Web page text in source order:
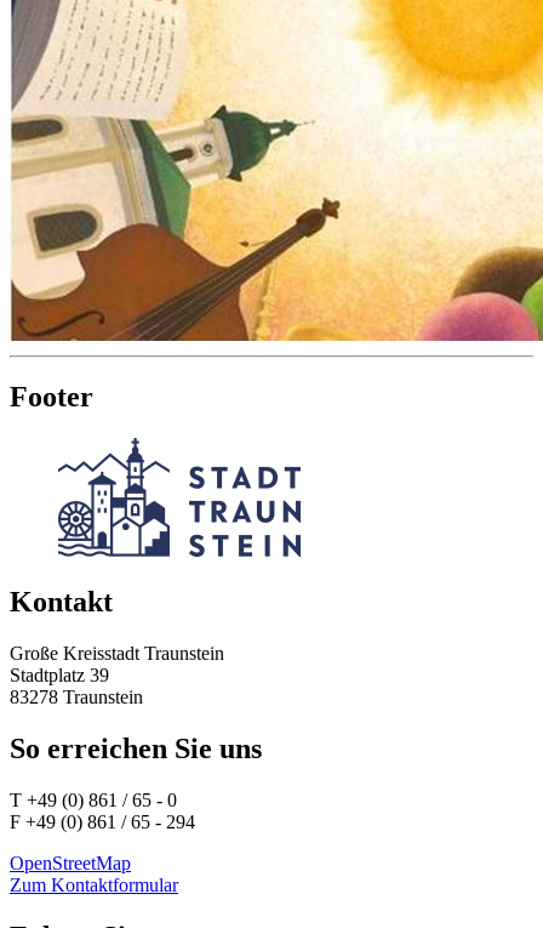
Footer
Kontakt
Große Kreisstadt Traunstein
Stadtplatz 39
83278 Traunstein
So erreichen Sie uns
T +49 (0) 861 / 65 - 0
F +49 (0) 861 / 65 - 294
OpenStreetMap
Zum Kontaktformular